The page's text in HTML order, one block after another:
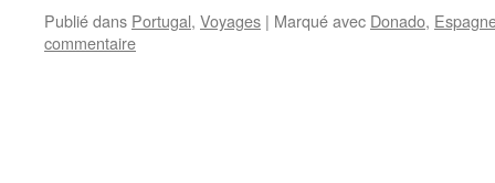
Publié dans Portugal, Voyages | Marqué avec Donado,
commentaire